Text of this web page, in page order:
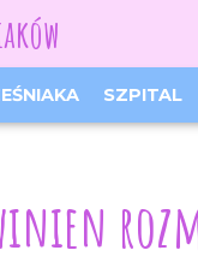
SZPITAL